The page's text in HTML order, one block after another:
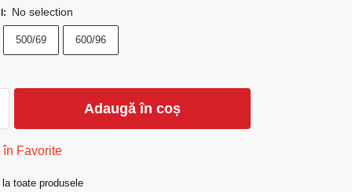
: No selection
500/69 600/96
Adaugă în coș
în Favorite
toate produsele